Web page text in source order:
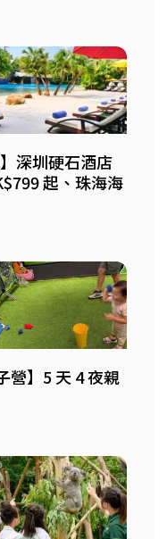
深圳硬石酒店
起、珠海海
營】5 天 4 夜親